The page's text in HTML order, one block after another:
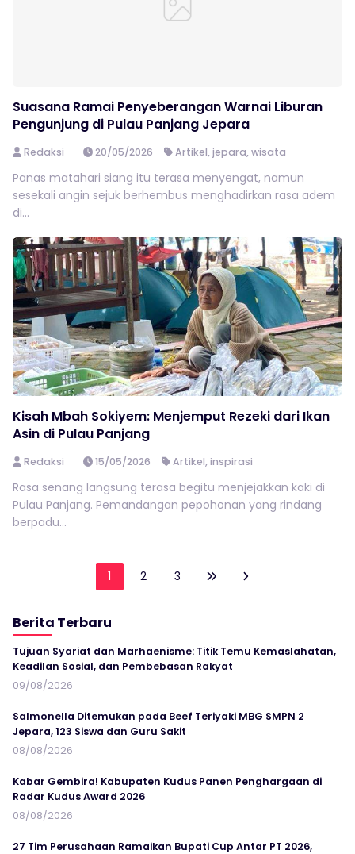
Suasana Ramai Penyeberangan Warnai Liburan
Pengunjung di Pulau Panjang Jepara
Redaksi 20/05/2026 Artikel,jepara,wisata
Panas matahari siang itu terasa menyengat, namun
sesekali angin sejuk berhembus menghadirkan rasa adem
di...
Kisah Mbah Sokiyem: Menjemput Rezeki dari Ikan
Asin di Pulau Panjang
Redaksi 15/05/2026 Artikel,inspirasi
Rasa senang langsung terasa begitu menjejakkan kaki di
Pulau Panjang. Pemandangan pepohonan yang rindang
berpadu...
1 2 3
Berita Terbaru
Tujuan Syariat dan Marhaenisme: Titik Temu Kemaslahatan,
Keadilan Sosial, dan Pembebasan Rakyat
09/08/2026
Salmonella Ditemukan pada Beef Teriyaki MBG SMPN 2
Jepara, 123 Siswa dan Guru Sakit
08/08/2026
Kabar Gembira! Kabupaten Kudus Panen Penghargaan di
Radar Kudus Award 2026
08/08/2026
27 Tim Perusahaan Ramaikan Bupati Cup Antar PT 2026,